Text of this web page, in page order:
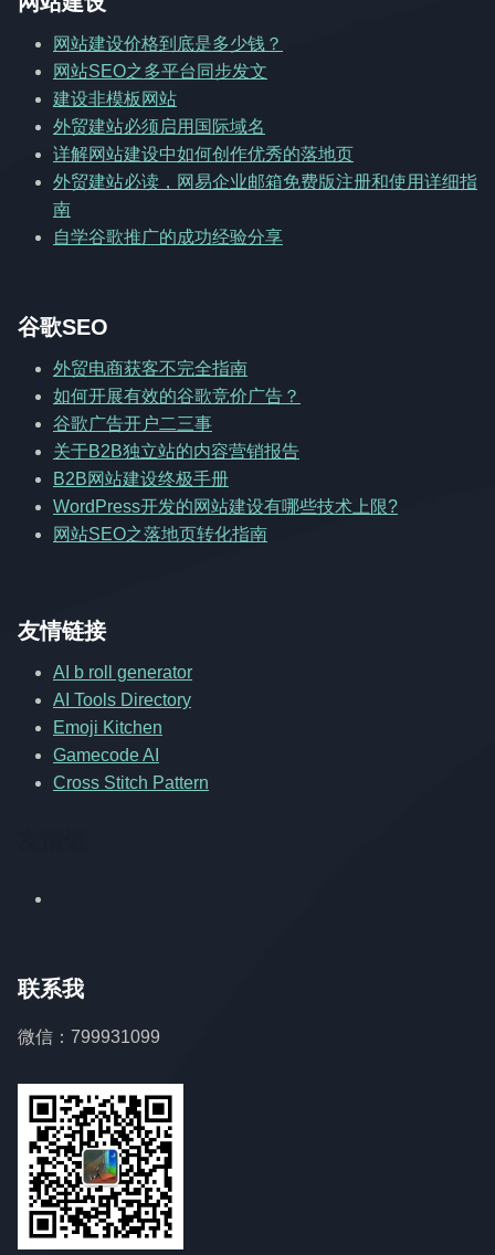
网站建设价格到底是多少钱？
网站SEO之多平台同步发文
建设非模板网站
外贸建站必须启用国际域名
详解网站建设中如何创作优秀的落地页
外贸建站必读，网易企业邮箱免费版注册和使用详细指
南
自学谷歌推广的成功经验分享
谷歌SEO
外贸电商获客不完全指南
如何开展有效的谷歌竞价广告？
谷歌广告开户二三事
关于B2B独立站的内容营销报告
B2B网站建设终极手册
WordPress开发的网站建设有哪些技术上限?
网站SEO之落地页转化指南
友情链接
AI b roll generator
AI Tools Directory
Emoji Kitchen
Gamecode AI
Cross Stitch Pattern
联系我
微信：799931099